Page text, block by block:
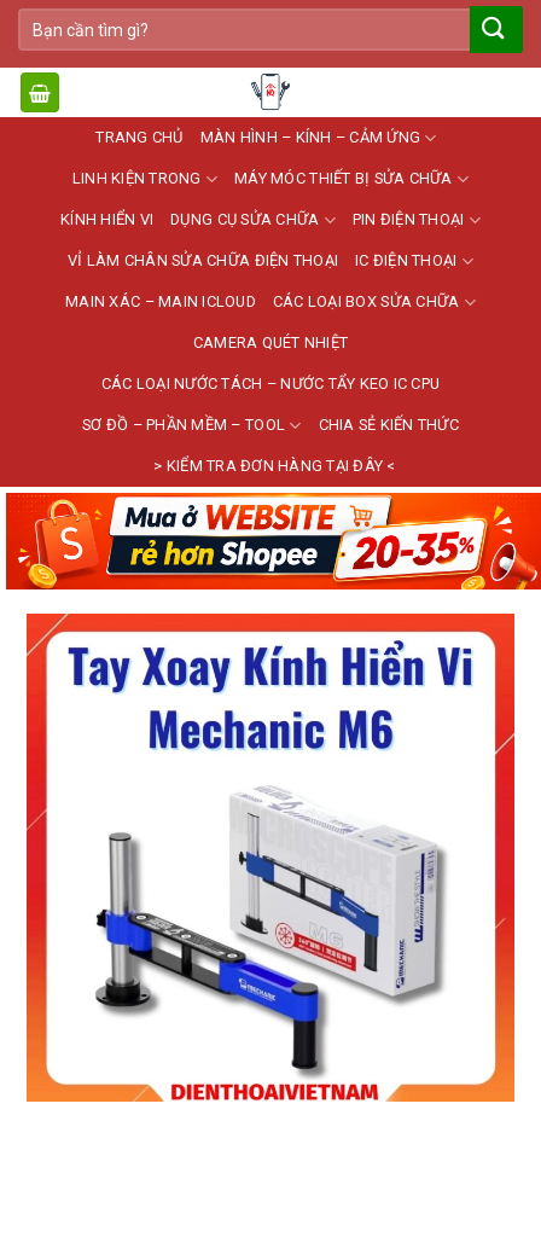
Bỏ
qua
nội
dung
Tìm
kiếm:
TRANG CHỦ MÀN HÌNH – KÍNH – CẢM ỨNG
LINH KIỆN TRONG MÁY MÓC THIẾT BỊ SỬA CHỮA
KÍNH HIỂN VI DỤNG CỤ SỬA CHỮA PIN ĐIỆN THOẠI
VỈ LÀM CHÂN SỬA CHỮA ĐIỆN THOẠI IC ĐIỆN THOẠI
MAIN XÁC – MAIN ICLOUD CÁC LOẠI BOX SỬA CHỮA
CAMERA QUÉT NHIỆT
CÁC LOẠI NƯỚC TÁCH – NƯỚC TẨY KEO IC CPU
SƠ ĐỒ – PHẦN MỀM – TOOL CHIA SẺ KIẾN THỨC
> KIỂM TRA ĐƠN HÀNG TẠI ĐÂY <